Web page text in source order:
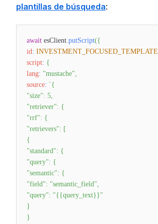
plantillas de búsqueda:
await esClient.putScript({
id: INVESTMENT_FOCUSED_TEMPLATE
script: {
lang: "mustache",
source: `{
"size": 5,
"retriever": {
"rrf": {
"retrievers": [
{
"standard": {
"query": {
"semantic": {
"field": "semantic_field",
"query": "{{query_text}}"
}
}